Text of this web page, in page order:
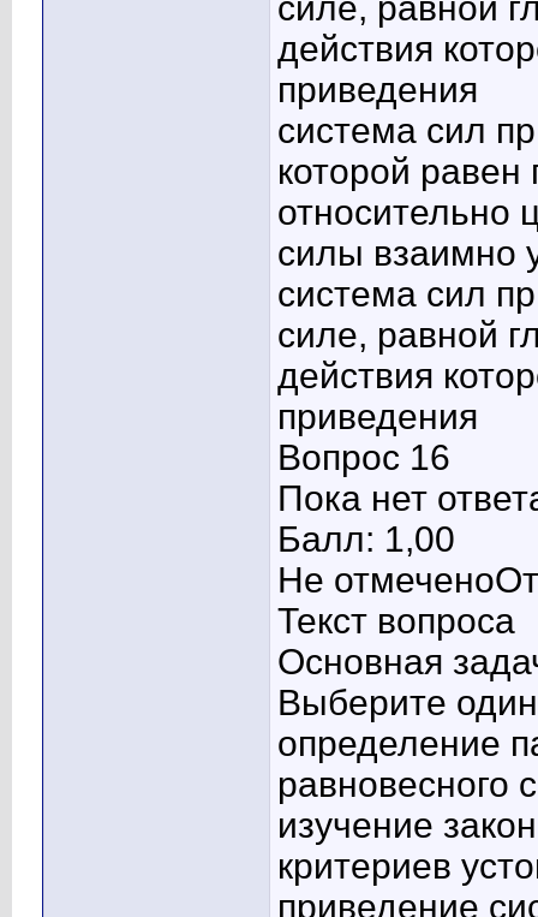
силе, равной
действия
приведения
система сил
которой
относительно
силы взаимно
система сил
силе, равной
действия
приведения
Вопрос 16
Пока нет
Балл: 1,00
Не
Текст вопроса
Основная
Выберите
определение
равновесного
изучение
критериев
приведение